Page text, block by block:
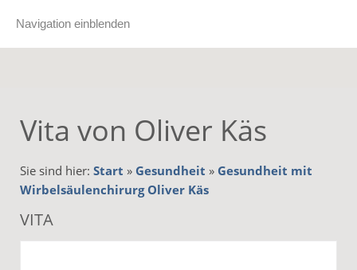
Navigation einblenden
Vita von Oliver Käs
Sie sind hier: Start » Gesundheit » Gesundheit mit
Wirbelsäulenchirurg Oliver Käs
VITA